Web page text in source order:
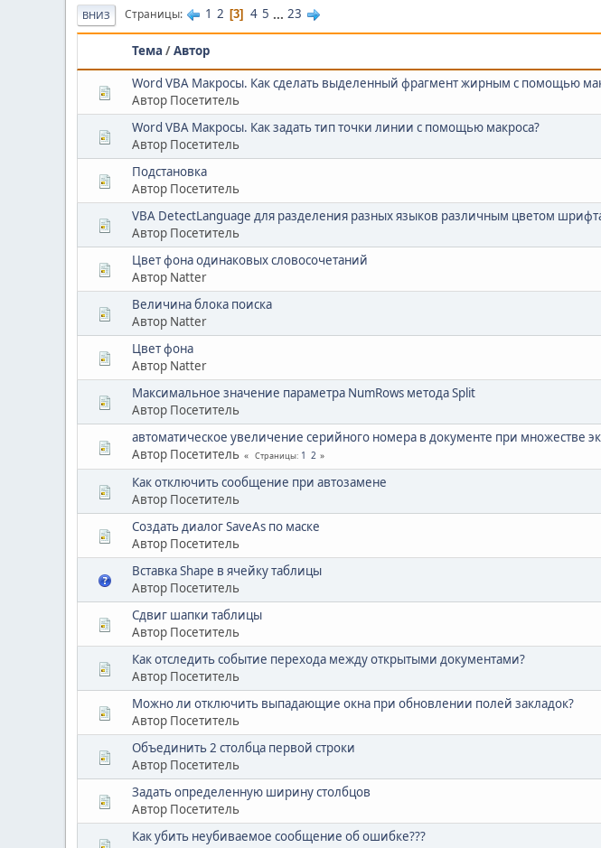
ВНИЗ Страницы 1 2 3 4 5 ... 23
Тема /Автор
Word VBA Макросы. Как сделать выделенный фрагмент жирным с помощью
Автор Посетитель
Word VBA Макросы. Как задать тип точки линии с помощью макроса?
Автор Посетитель
Подстановка
Автор Посетитель
VBA DetectLanguage для разделения разных языков различным цветом
Автор Посетитель
Цвет фона одинаковых словосочетаний
Автор Natter
Величина блока поиска
Автор Natter
Цвет фона
Автор Natter
Максимальное значение параметра NumRows метода Split
Автор Посетитель
автоматическое увеличение серийного номера в документе при множестве
Автор Посетитель
Страницы 1 2
Как отключить сообщение при автозамене
Автор Посетитель
Создать диалог SaveAs по маске
Автор Посетитель
Вставка Shape в ячейку таблицы
Автор Посетитель
Сдвиг шапки таблицы
Автор Посетитель
Как отследить событие перехода между открытыми документами?
Автор Посетитель
Можно ли отключить выпадающие окна при обновлении полей закладок?
Автор Посетитель
Объединить 2 столбца первой строки
Автор Посетитель
Задать определенную ширину столбцов
Автор Посетитель
Как убить неубиваемое сообщение об ошибке???